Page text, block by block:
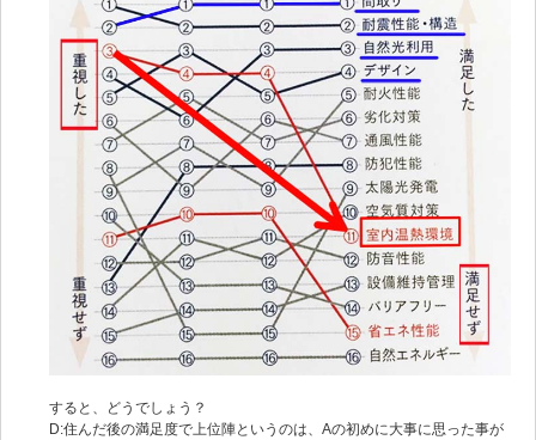
すると、どうでしょう？
D:住んだ後の満足度で上位陣というのは、Aの初めに大事に思った事が